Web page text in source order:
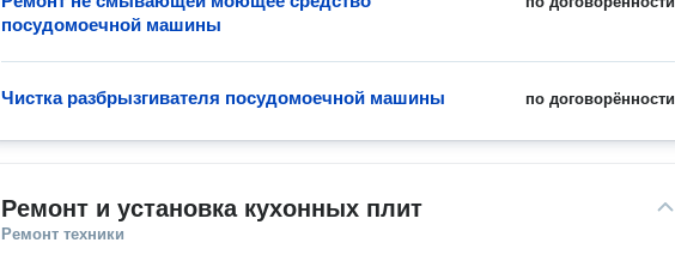
посудомоечной машины
по договорённости
Чистка разбрызгивателя посудомоечной машины
Ремонт и установка кухонных плит
Ремонт техники